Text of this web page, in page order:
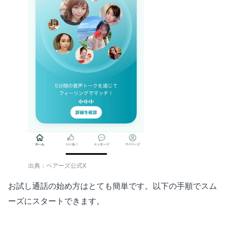
出典：ペアーズ公式X
お試し通話の始め方はとても簡単です。以下の手順でスム
ーズにスタートできます。